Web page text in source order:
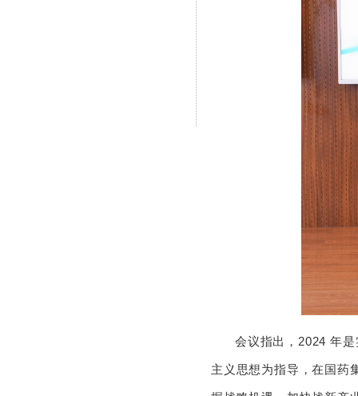
会议指出，2024 年
主义思想为指导，在国药